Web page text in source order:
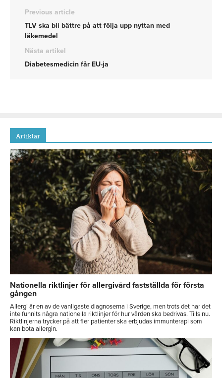
Previous article
TLV ska bli bättre på att följa upp nyttan med
läkemedel
Nästa artikel
Diabetesmedicin får EU-ja
Artiklar
Nationella riktlinjer för allergivård fastställda för första
gången
Allergi är en av de vanligaste diagnoserna i Sverige, men trots det har det
inte funnits några nationella riktlinjer för hur vården ska bedrivas. Tills nu.
Riktlinjerna trycker på att fler patienter ska erbjudas immunterapi som
kan bota allergin.